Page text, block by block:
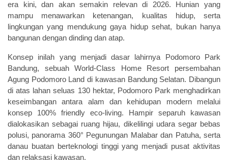
era kini, dan akan semakin relevan di 2026. Hunian yang
mampu menawarkan ketenangan, kualitas hidup, serta
lingkungan yang mendukung gaya hidup sehat, bukan hanya
bangunan dengan dinding dan atap.
Konsep inilah yang menjadi dasar lahirnya Podomoro Park
Bandung, sebuah World-Class Home Resort persembahan
Agung Podomoro Land di kawasan Bandung Selatan. Dibangun
di atas lahan seluas 130 hektar, Podomoro Park menghadirkan
keseimbangan antara alam dan kehidupan modern melalui
konsep 100% friendly eco-living. Hampir separuh kawasan
dialokasikan sebagai ruang hijau, dikelilingi udara segar bebas
polusi, panorama 360° Pegunungan Malabar dan Patuha, serta
danau buatan berteknologi tinggi yang menjadi pusat aktivitas
dan relaksasi kawasan.